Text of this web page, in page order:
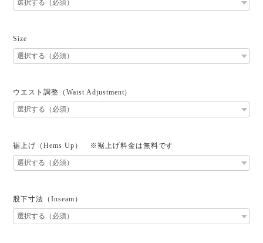
Size
ウエスト調整（Waist Adjustment）
裾上げ（Hems Up） ※裾上げ料金は無料です
股下寸法（Inseam）